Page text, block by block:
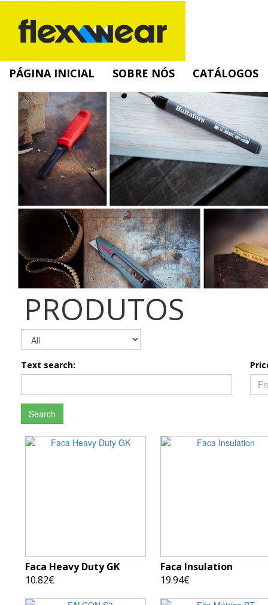
PÁGINA INICIAL SOBRE NÓS CATÁLOGOS
PRODUTOS
Text search:
Search
Faca Heavy Duty GK
10.82€
Faca Insulation
19.94€